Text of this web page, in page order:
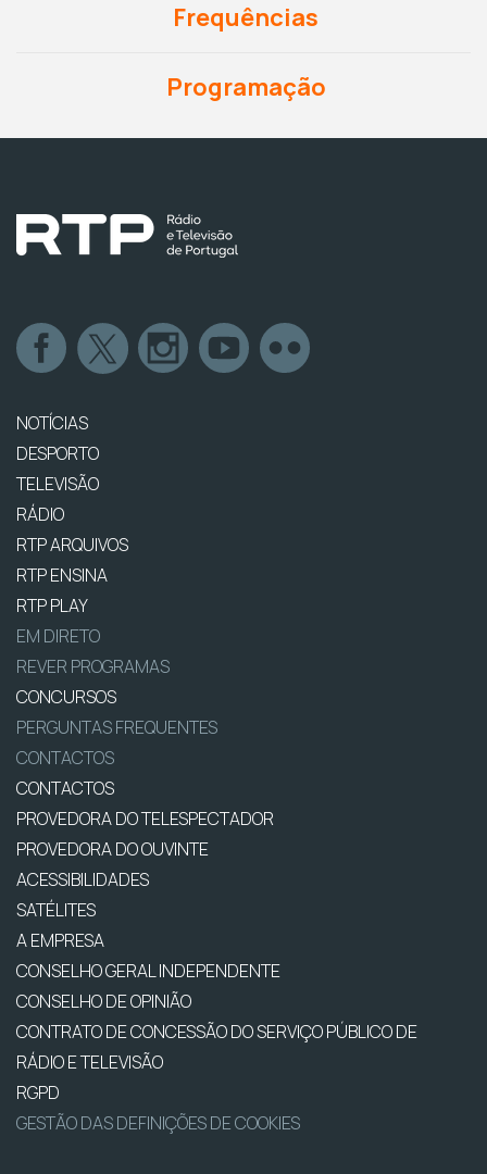
Frequências
Programação
NOTÍCIAS
DESPORTO
TELEVISÃO
RÁDIO
RTP ARQUIVOS
RTP ENSINA
RTP PLAY
EM DIRETO
REVER PROGRAMAS
CONCURSOS
PERGUNTAS FREQUENTES
CONTACTOS
CONTACTOS
PROVEDORA DO TELESPECTADOR
PROVEDORA DO OUVINTE
ACESSIBILIDADES
SATÉLITES
A EMPRESA
CONSELHO GERAL INDEPENDENTE
CONSELHO DE OPINIÃO
CONTRATO DE CONCESSÃO DO SERVIÇO PÚBLICO DE
RÁDIO E TELEVISÃO
RGPD
GESTÃO DAS DEFINIÇÕES DE COOKIES